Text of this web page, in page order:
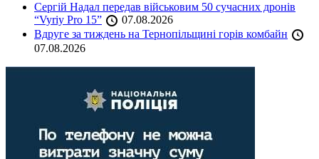
Сергій Надал передав військовим 50 сучасних дронів
“Vyriy Pro 15”
07.08.2026
Вдруге за тиждень на Тернопільщині горів комбайн
07.08.2026